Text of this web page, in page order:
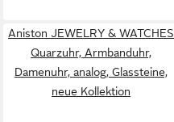
Aniston JEWELRY & WATCHES
Quarzuhr, Armbanduhr,
Damenuhr, analog, Glassteine,
neue Kollektion